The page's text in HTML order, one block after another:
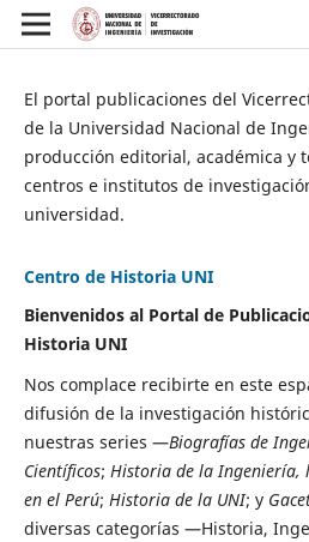
El portal publicaciones del
de la Universidad Nacional de
producción editorial, académica y
centros e institutos de
universidad.
Centro de Historia UNI
Bienvenidos al Portal de
Historia UNI
Nos complace recibirte en este
difusión de la investigación
nuestras series —Biografías de
Científicos; Historia de la Ingeniería,
en el Perú; Historia de la UNI; y
diversas categorías —Historia,